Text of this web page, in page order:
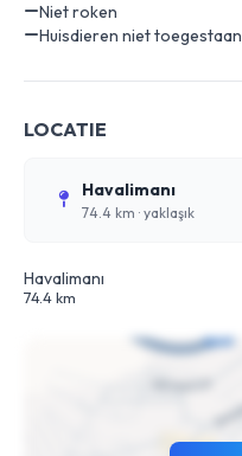
Niet roken
Huisdieren niet toegestaan
LOCATIE
Havalimanı
74.4 km · yaklaşık
Havalimanı
74.4 km